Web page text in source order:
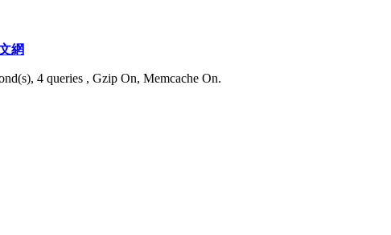
網
4 queries , Gzip On, Memcache On.